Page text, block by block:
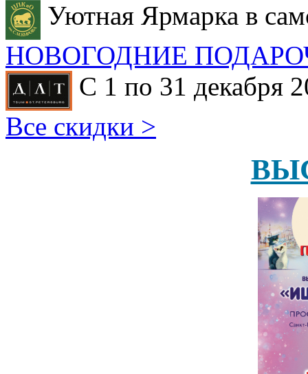
Уютная Ярмарка в
НОВОГОДНИЕ
С 1 по 31 декабря
Все скидки >